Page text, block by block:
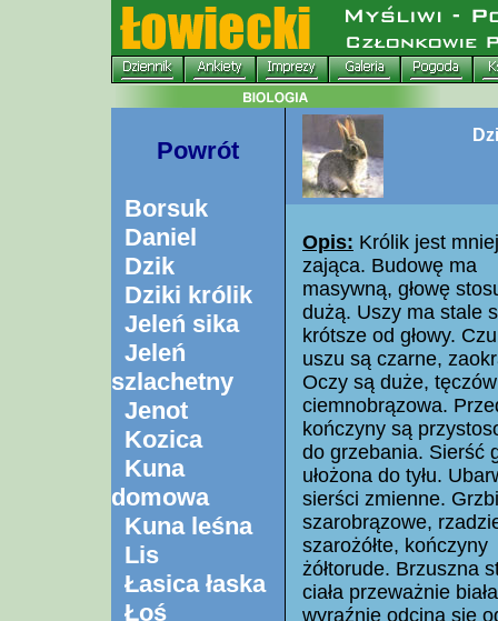
Powrót
Borsuk
Daniel
Dzik
Dziki królik
Jeleń sika
Jeleń
szlachetny
Jenot
Kozica
Kuna
domowa
Kuna leśna
Lis
Łasica łaska
Łoś
Opis: Królik jest
zająca. Budowę ma
masywną, głowę
dużą. Uszy ma stale
krótsze od głowy.
uszu są czarne,
Oczy są duże,
ciemnobrązowa.
kończyny są
do grzebania. Sierść
ułożona do tyłu.
sierści zmienne.
szarobrązowe,
szarożółte, kończyny
żółtorude. Brzuszna
ciała przeważnie
wyraźnie odcina się